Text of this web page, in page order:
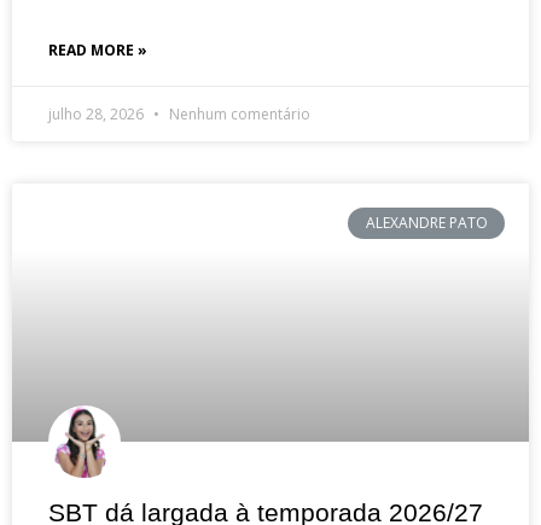
READ MORE »
julho 28, 2026 Nenhum comentário
ALEXANDRE PATO
SBT dá largada à temporada 2026/27